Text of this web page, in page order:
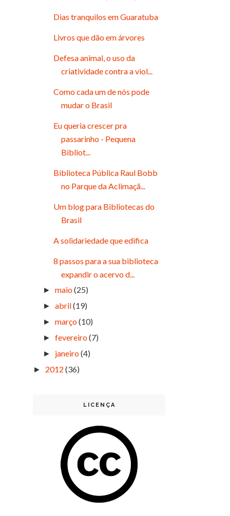
Dias tranquilos em Guaratuba
Livros que dão em árvores
Defesa animal, o uso da
criatividade contra a viol...
Como cada um de nós pode
mudar o Brasil
Eu queria crescer pra
passarinho - Pequena
Bibliot...
Biblioteca Pública Raul Bobb
no Parque da Aclimaçã...
Um blog para Bibliotecas do
Brasil
A solidariedade que edifica
8 passos para a sua biblioteca
expandir o acervo d...
►maio(25)
►abril(19)
►março(10)
►fevereiro(7)
► janeiro(4)
► 2012 (36)
LICENÇA